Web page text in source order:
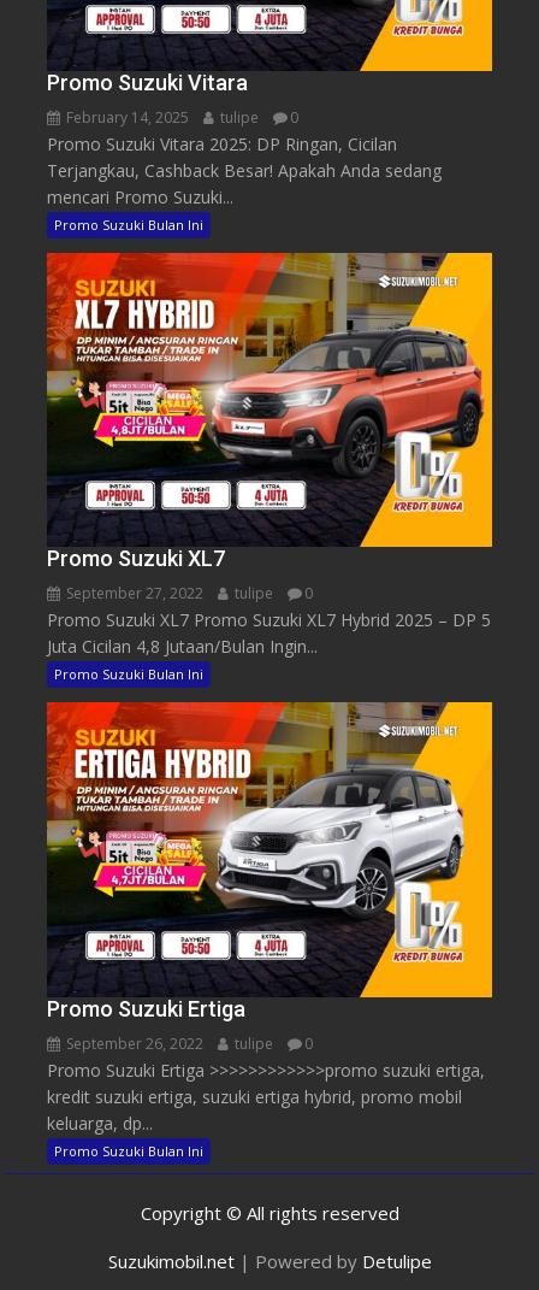
Promo Suzuki Vitara
February 14, 2025 tulipe 0
Promo Suzuki Vitara 2025: DP Ringan, Cicilan
Terjangkau, Cashback Besar! Apakah Anda sedang
mencari Promo Suzuki...
Promo Suzuki Bulan Ini
Promo Suzuki XL7
September 27, 2022 tulipe 0
Promo Suzuki XL7 Promo Suzuki XL7 Hybrid 2025 – DP 5
Juta Cicilan 4,8 Jutaan/Bulan Ingin...
Promo Suzuki Bulan Ini
Promo Suzuki Ertiga
September 26, 2022 tulipe 0
Promo Suzuki Ertiga >>>>>>>>>>>>promo suzuki ertiga,
kredit suzuki ertiga, suzuki ertiga hybrid, promo mobil
keluarga, dp...
Promo Suzuki Bulan Ini
Copyright © All rights reserved
Suzukimobil.net | Powered by Detulipe